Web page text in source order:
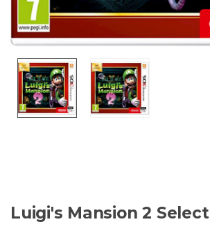
Luigi's Mansion 2 Select